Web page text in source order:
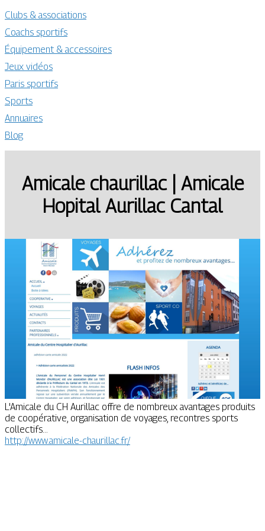
Clubs & associations
Coachs sportifs
Équipement & accessoires
Jeux vidéos
Paris sportifs
Sports
Annuaires
Blog
Amicale chaurillac | Amicale
Hopital Aurillac Cantal
L'Amicale du CH Aurillac offre de nombreux avantages produits
de coopérative, organisation de voyages, recontres sports
collectifs...
http://www.amicale-chaurillac.fr/